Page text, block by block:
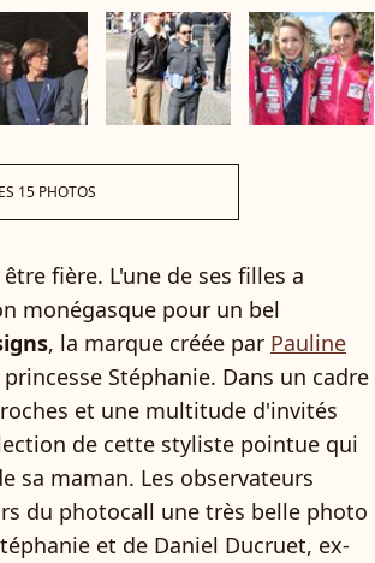
15 PHOTOS
fière. L'une de ses filles a
monégasque pour un bel
, la marque créée par Pauline
Stéphanie. Dans un cadre
et une multitude d'invités
de cette styliste pointue qui
sa maman. Les observateurs
du photocall une très belle photo
et de Daniel Ducruet, ex-